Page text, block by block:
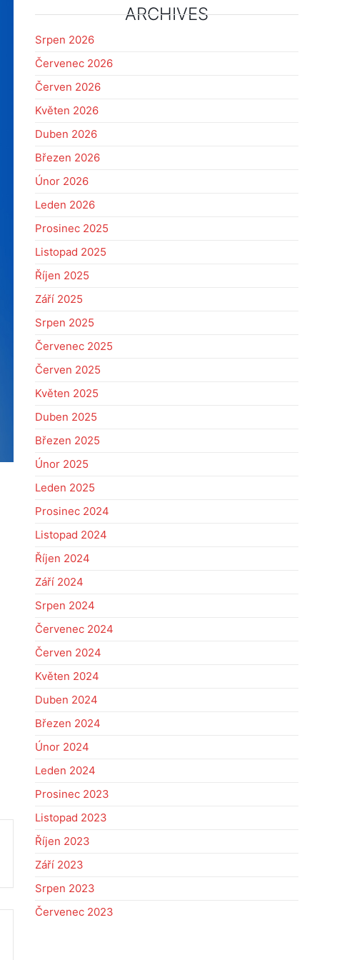
ARCHIVES
Srpen 2026
Červenec 2026
Červen 2026
Květen 2026
Duben 2026
Březen 2026
Únor 2026
Leden 2026
Prosinec 2025
Listopad 2025
Říjen 2025
Září 2025
Srpen 2025
Červenec 2025
Červen 2025
Květen 2025
Duben 2025
Březen 2025
Únor 2025
Leden 2025
Prosinec 2024
Listopad 2024
Říjen 2024
Září 2024
Srpen 2024
Červenec 2024
Červen 2024
Květen 2024
Duben 2024
Březen 2024
Únor 2024
Leden 2024
Prosinec 2023
Listopad 2023
Říjen 2023
Září 2023
Srpen 2023
Červenec 2023